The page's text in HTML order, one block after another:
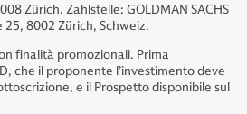
Zürich. Zahlstelle: GOLDMAN SACHS
25, 8002 Zürich, Schweiz.
finalità promozionali. Prima
che il proponente l’investimento deve
e il Prospetto disponibile sul